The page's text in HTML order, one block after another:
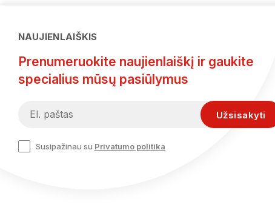
NAUJIENLAIŠKIS
Prenumeruokite naujienlaiškį ir gaukite
specialius mūsų pasiūlymus
Susipažinau su Privatumo politika